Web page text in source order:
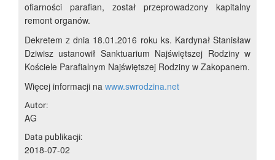
ofiarności parafian, został przeprowadzony kapitalny
remont organów.
Dekretem z dnia 18.01.2016 roku ks. Kardynał Stanisław
Dziwisz ustanowił Sanktuarium Najświętszej Rodziny w
Kościele Parafialnym Najświętszej Rodziny w Zakopanem.
Więcej informacji na www.swrodzina.net
Autor:
AG
Data publikacji:
2018-07-02